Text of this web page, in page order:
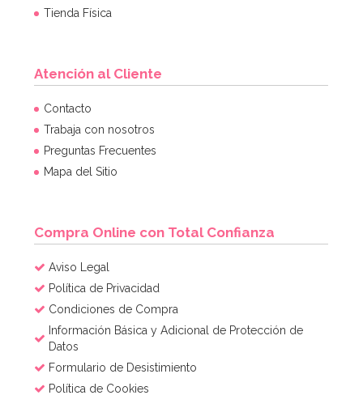
Tienda Física
Atención al Cliente
Contacto
Trabaja con nosotros
Preguntas Frecuentes
Mapa del Sitio
Compra Online con Total Confianza
Aviso Legal
Política de Privacidad
Condiciones de Compra
Información Básica y Adicional de Protección de
Datos
Formulario de Desistimiento
Política de Cookies